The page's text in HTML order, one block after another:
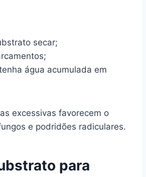
secar;
água acumulada em
excessivas favorecem o
e podridões radiculares.
para